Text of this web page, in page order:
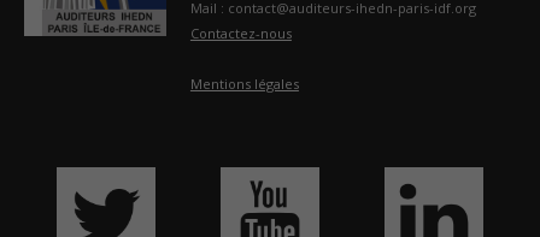
Mail : contact@auditeurs-ihedn-paris-idf.org
Contactez-nous
Mentions légales